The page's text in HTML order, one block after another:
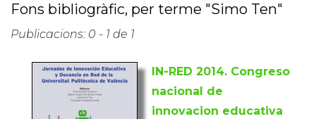
Fons bibliogràfic, per terme "Simo Ten"
Publicacions: 0 - 1 de 1
IN-RED 2014. Congreso
nacional de
innovacion educativa